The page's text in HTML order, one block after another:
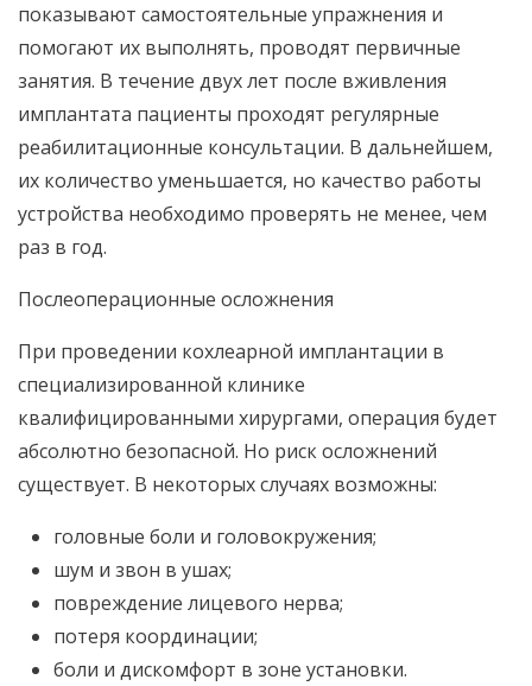
показывают самостоятельные упражнения и
помогают их выполнять, проводят первичные
занятия. В течение двух лет после вживления
имплантата пациенты проходят регулярные
реабилитационные консультации. В дальнейшем,
их количество уменьшается, но качество работы
устройства необходимо проверять не менее, чем
раз в год.
Послеоперационные осложнения
При проведении кохлеарной имплантации в
специализированной клинике
квалифицированными хирургами, операция будет
абсолютно безопасной. Но риск осложнений
существует. В некоторых случаях возможны:
головные боли и головокружения;
шум и звон в ушах;
повреждение лицевого нерва;
потеря координации;
боли и дискомфорт в зоне установки.